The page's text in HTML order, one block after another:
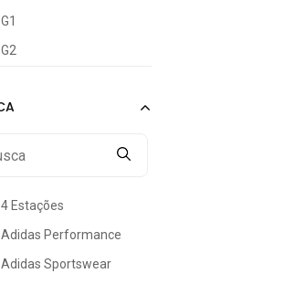
G1
G2
4 Estações
Adidas Performance
Adidas Sportswear